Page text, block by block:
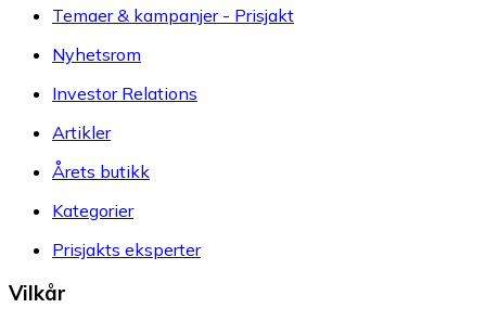
Temaer & kampanjer - Prisjakt
Nyhetsrom
Investor Relations
Artikler
Årets butikk
Kategorier
Prisjakts eksperter
Vilkår